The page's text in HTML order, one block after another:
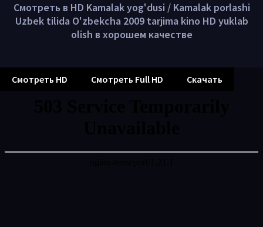
Смотреть в HD Kamalak yog'dusi / Kamalak porlashi
Uzbek tilida O'zbekcha 2009 tarjima kino HD yuklab
olish в хорошем качестве
Смотреть HD Смотреть Full HD Скачать